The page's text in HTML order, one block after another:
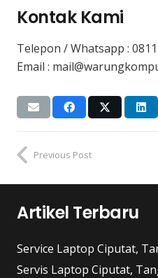
Kontak Kami
Telepon / Whatsapp :
Email :
Previous Post
Artikel Terbaru
Service Laptop Ciputat,
Servis Laptop Ciputat,